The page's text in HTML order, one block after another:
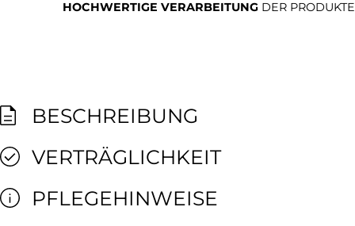
HOCHWERTIGE VERARBEITUNG DER PRODUKTE
BESCHREIBUNG
VERTRÄGLICHKEIT
PFLEGEHINWEISE